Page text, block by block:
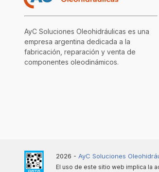
AyC Soluciones Oleohidráulicas es una
empresa argentina dedicada a la
fabricación, reparación y venta de
componentes oleodinámicos.
2026 - AyC Soluciones
El uso de este sitio web implica la